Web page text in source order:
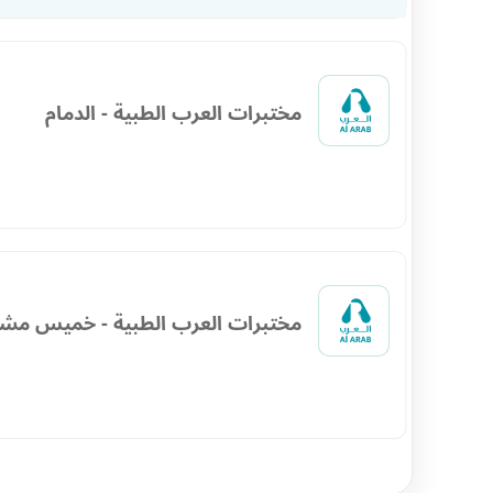
مختبرات العرب الطبية - الدمام
مختبرات العرب الطبية - خميس